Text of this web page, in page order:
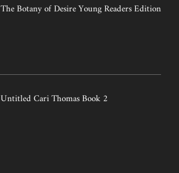
The Botany of Desire Young Readers Edition
Untitled Cari Thomas Book 2